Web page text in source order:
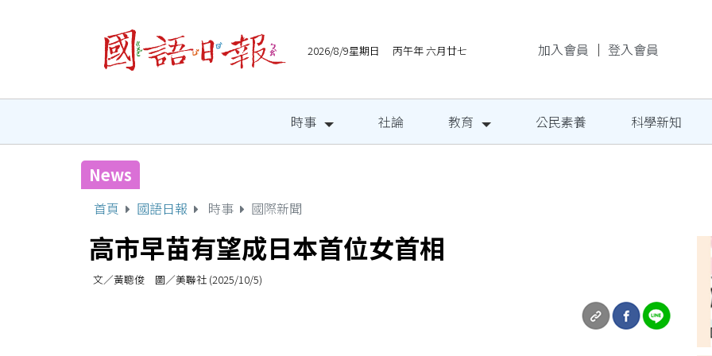
2026/8/9星期日 丙午年 六月廿七 加入會員 ｜ 登入會員
時事 社論 教育 公民素養 科學新知
News
首頁 國語日報 時事 國際新聞
高市早苗有望成日本首位女首相
文／黃聰俊 圖／美聯社 (2025/10/5)